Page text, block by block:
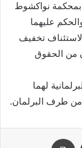
بمحكمة نواكشوط
عليهما
تخفيف
من الحقوق
لهما
من طرف البرلمان.
مشاركة عبر البريد